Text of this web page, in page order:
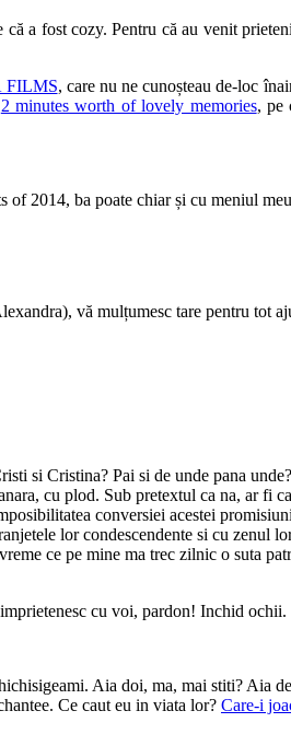
a fost cozy. Pentru că au venit
FILMS, care nu ne cunoșteau de-loc
2 minutes worth of lovely memories, pe
2014, ba poate chiar și cu meniul
vă mulțumesc tare pentru tot
si Cristina? Pai si de unde pana
cu plod. Sub pretextul ca na, ar fi
conversiei acestei
lor condescendente si cu zenul
ce pe mine ma trec zilnic o suta
cu voi, pardon! Inchid ochii.
Aia doi, ma, mai stiti? Aia
Ce caut eu in viata lor? Care-i